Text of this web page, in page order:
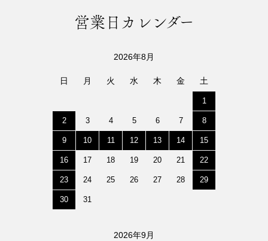
営業日カレンダー
2026年8月
日 月 火 水 木 金 土
1
2 3 4 5 6 7 8
9 10 11 12 13 14 15
16 17 18 19 20 21 22
23 24 25 26 27 28 29
30 31
2026年9月